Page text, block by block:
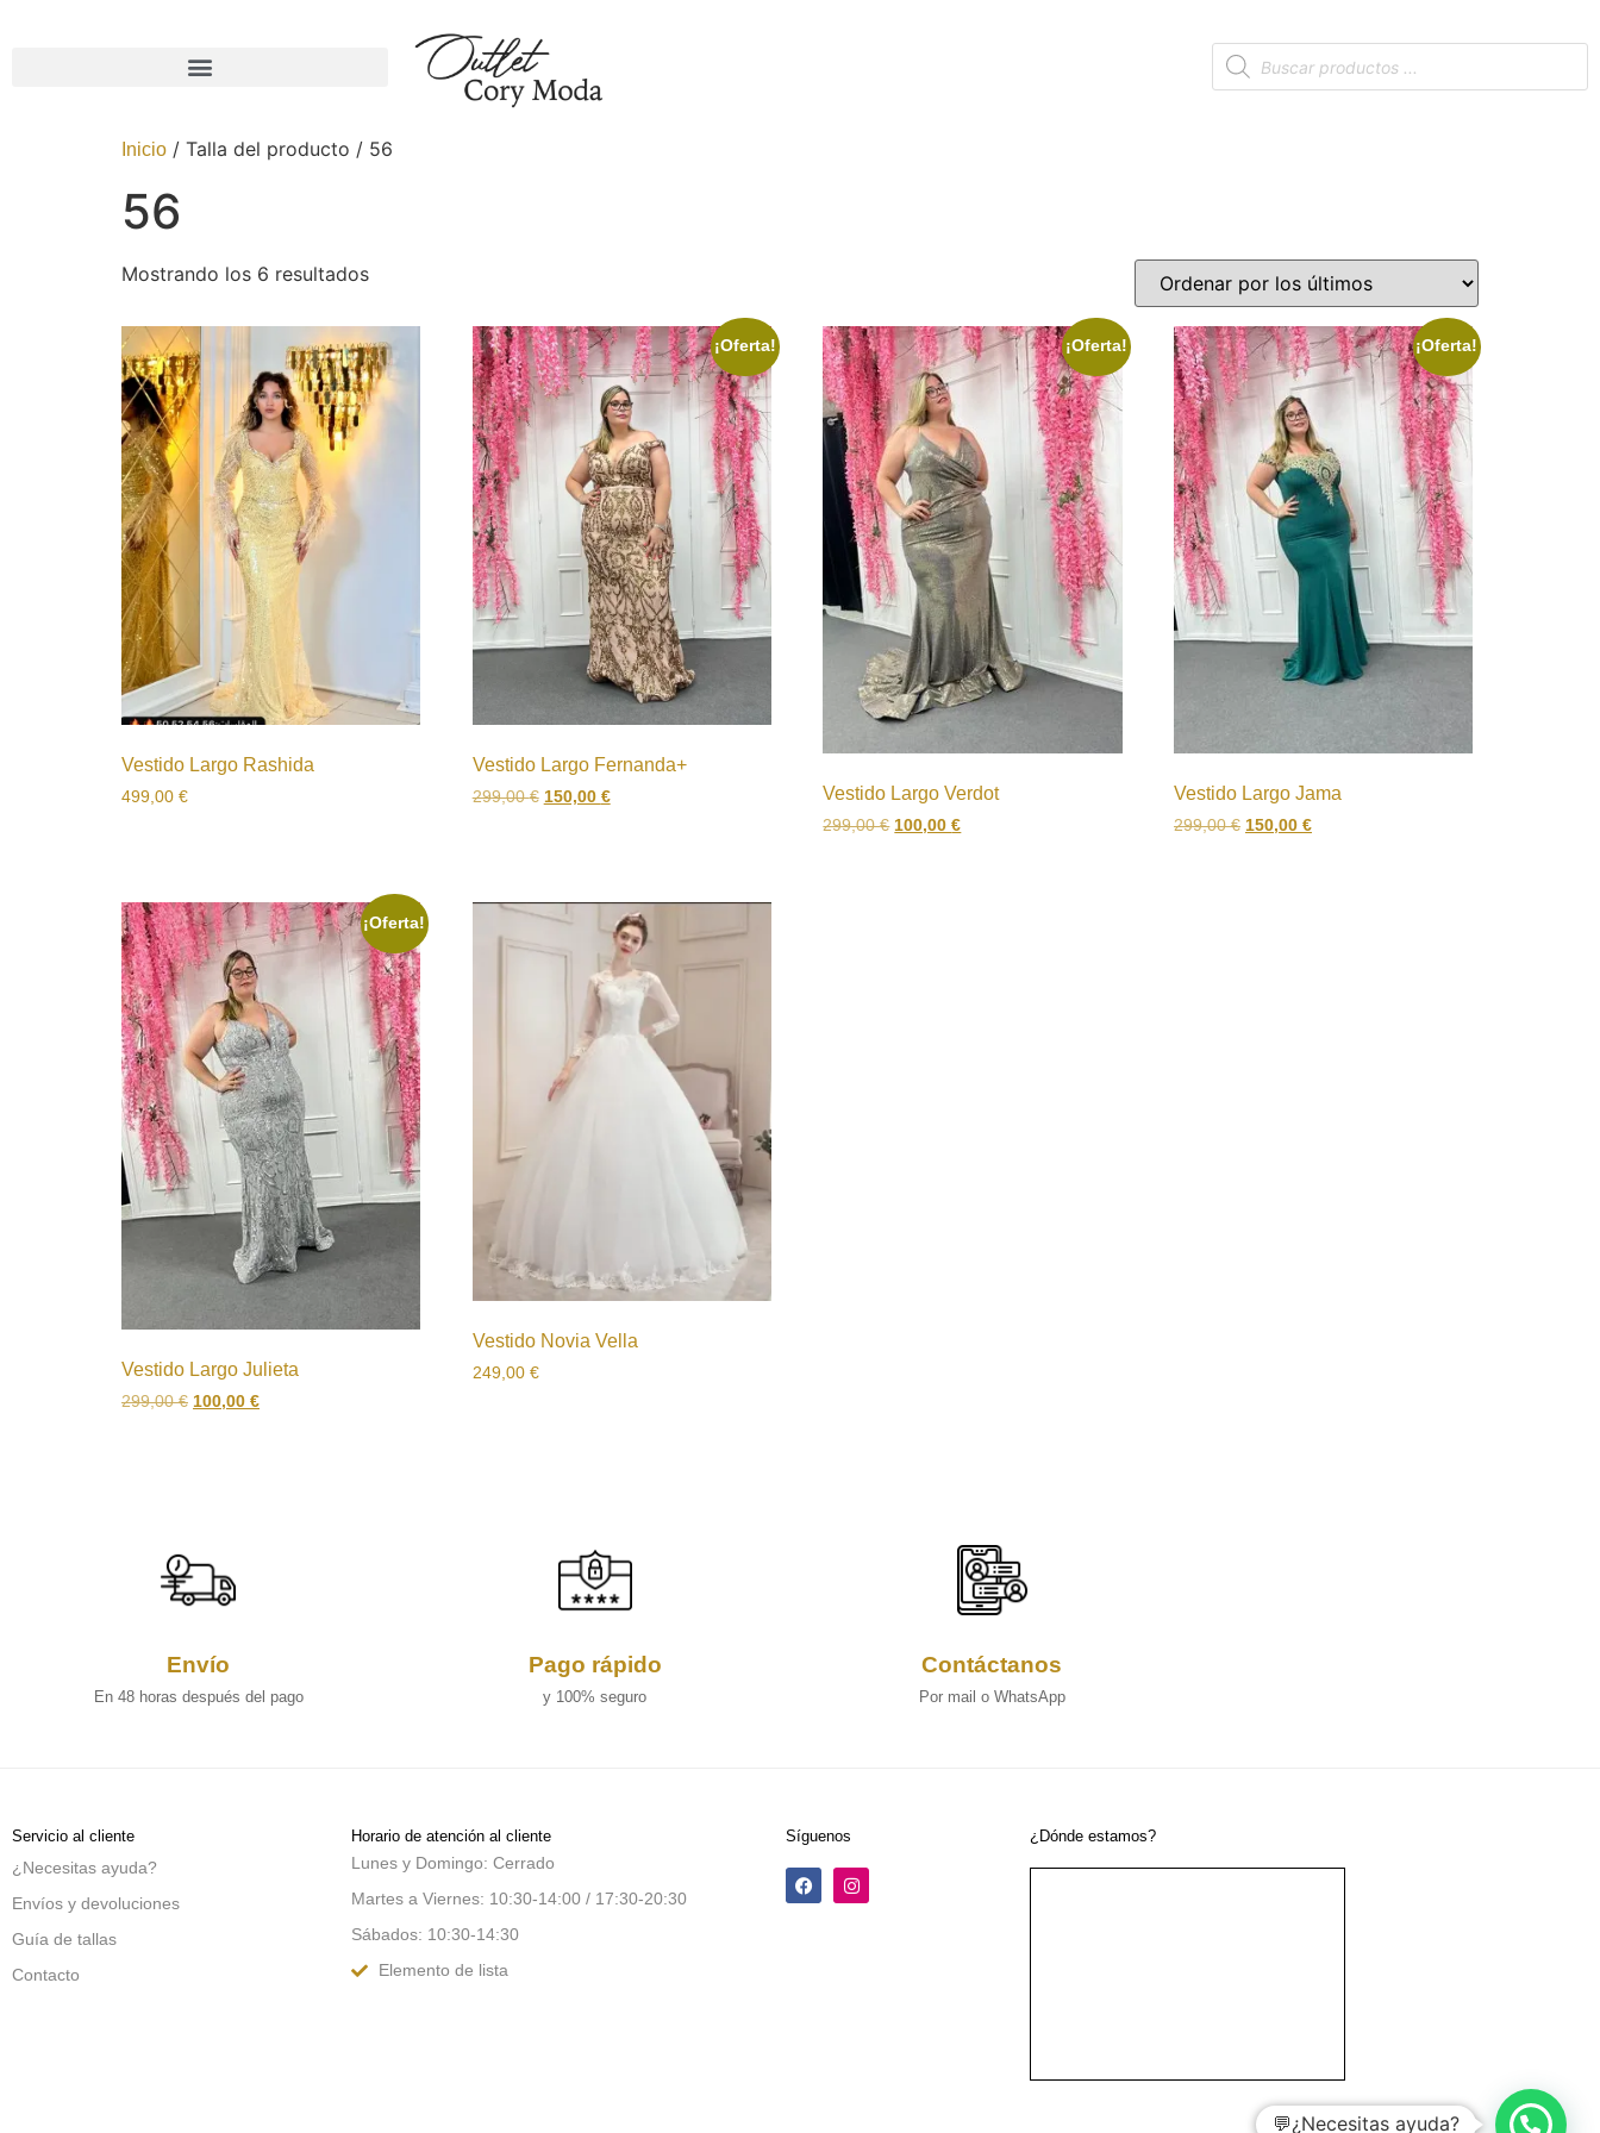
Inicio / Talla del producto / 56
56
Mostrando los 6 resultados
Vestido Largo Rashida
499,00 €
¡Oferta!
Vestido Largo Fernanda+
299,00€ 150,00 €
¡Oferta!
Vestido Largo Verdot
299,00€ 100,00€
¡Oferta!
Vestido Largo Jama
299,00€ 150,00€
¡Oferta!
Vestido Largo Julieta
299,00€ 100,00 €
Vestido Novia Vella
249,00 €
Envío
En 48 horas después del pago
Pago rápido
y 100% seguro
Contáctanos
Por mail o WhatsApp
Servicio al cliente
¿Necesitas ayuda?
Envíos y devoluciones
Guía de tallas
Contacto
Horario de atención al cliente
Lunes y Domingo: Cerrado
Martes a Viernes: 10:30-14:00 / 17:30-20:30
Sábados: 10:30-14:30
Elemento de lista
Síguenos ¿Dónde estamos?
💬¿Necesitas ayuda?